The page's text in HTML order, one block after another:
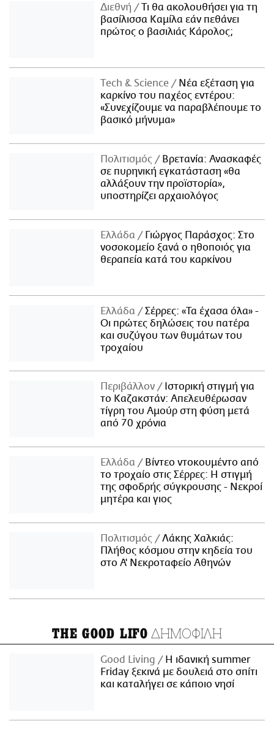
Διεθνή
Τι θα ακολουθήσει για τη
βασίλισσα Καμίλα εάν πεθάνει
πρώτος ο βασιλιάς Κάρολος;
Τech & Science
Νέα εξέταση για
καρκίνο του παχέος εντέρου:
«Συνεχίζουμε να παραβλέπουμε το
βασικό μήνυμα»
Πολιτισμός
Βρετανία: Ανασκαφές
σε πυρηνική εγκατάσταση «θα
αλλάξουν την προϊστορία»,
υποστηρίζει αρχαιολόγος
Ελλάδα
Γιώργος Παράσχος: Στο
νοσοκομείο ξανά ο ηθοποιός για
θεραπεία κατά του καρκίνου
Ελλάδα
Σέρρες: «Τα έχασα όλα» -
Οι πρώτες δηλώσεις του πατέρα
και συζύγου των θυμάτων του
τροχαίου
Περιβάλλον
Ιστορική στιγμή για
το Καζακστάν: Απελευθέρωσαν
τίγρη του Αμούρ στη φύση μετά
από 70 χρόνια
Ελλάδα
Βίντεο ντοκουμέντο από
το τροχαίο στις Σέρρες: Η στιγμή
της σφοδρής σύγκρουσης - Νεκροί
μητέρα και γιος
Πολιτισμός
Λάκης Χαλκιάς:
Πλήθος κόσμου στην κηδεία του
στο Α' Νεκροταφείο Αθηνών
THE GOOD LIFO ΔΗΜΟΦΙΛΗ
Good Living
Η ιδανική summer
Friday ξεκινά με δουλειά στο σπίτι
και καταλήγει σε κάποιο νησί